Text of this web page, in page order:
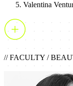
Valentina
// FACULTY /